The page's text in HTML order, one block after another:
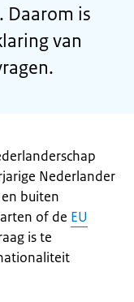
is
van
Nederlander
buiten
of de EU
is te